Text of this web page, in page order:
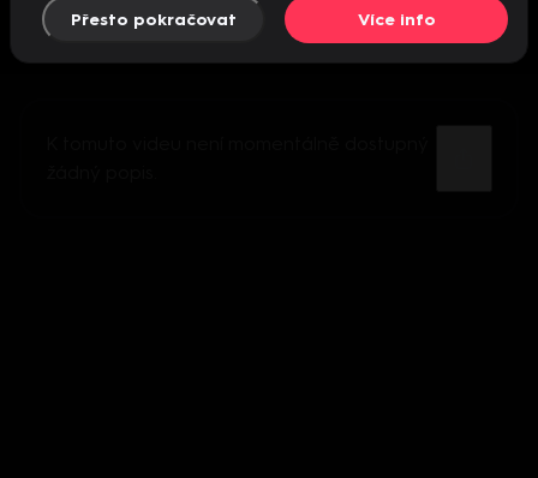
Přesto pokračovat Více info